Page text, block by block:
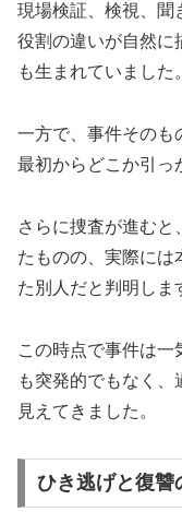
現場検証、検視、聞
役割の違いが自然に
も生まれていました。
一方で、事件そのも
最初からどこか引っ
さらに捜査が進むと
たものの、実際には
た別人だと判明しま
この時点で事件は
も突発的でもなく
見えてきました。
ひき逃げと復讐